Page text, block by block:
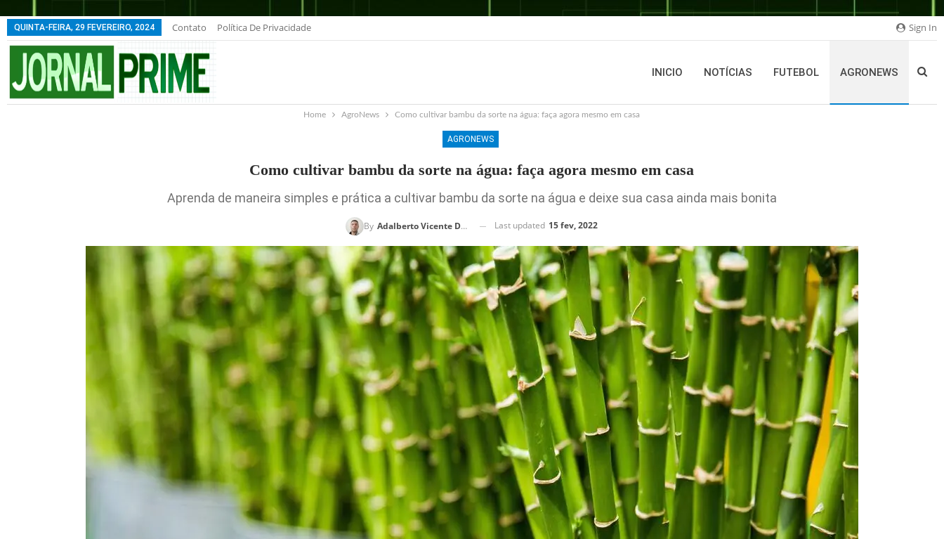
Sign In
QUINTA-FEIRA, 29 FEVEREIRO, 2024 Contato Política De Privacidade
INICIO NOTÍCIAS FUTEBOL AGRONEWS
Home AgroNews Como cultivar bambu da sorte na água: faça agora mesmo em casa
AGRONEWS
Como cultivar bambu da sorte na água: faça agora mesmo em casa
Aprenda de maneira simples e prática a cultivar bambu da sorte na água e deixe sua casa ainda mais bonita
By Adalberto Vicente Da Silva Last updated 15 fev, 2022